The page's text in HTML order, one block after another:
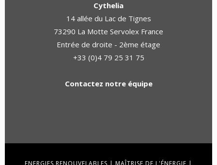
Cythelia
14 allée du Lac de Tignes
73290 La Motte Servolex France
Entrée de droite - 2ème étage
+33 (0)4 79 25 31 75
Contactez notre équipe
ENERGIES RENOUVELABLES | MAÎTRISE DE L'ÉNERGIE |